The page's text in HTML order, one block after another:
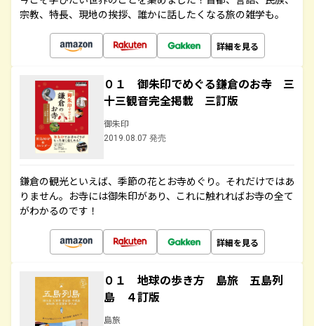
宗教、特長、現地の挨拶、誰かに話したくなる旅の雑学も。
詳細を見る
０１ 御朱印でめぐる鎌倉のお寺 三
十三観音完全掲載 三訂版
御朱印
2019.08.07 発売
鎌倉の観光といえば、季節の花とお寺めぐり。それだけではあ
りません。お寺には御朱印があり、これに触れればお寺の全て
がわかるのです！
詳細を見る
０１ 地球の歩き方 島旅 五島列
島 ４訂版
島旅